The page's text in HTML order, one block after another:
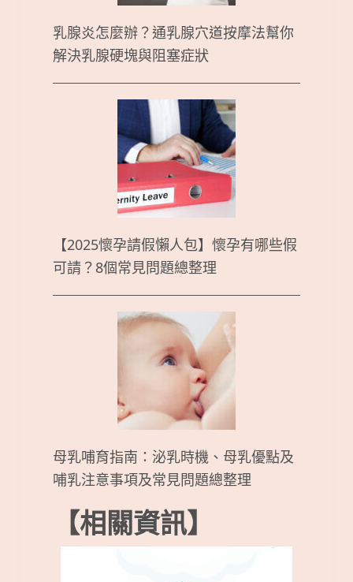
乳腺炎怎麼辦？通乳腺穴道按摩法幫你
解決乳腺硬塊與阻塞症狀
【2025懷孕請假懶人包】懷孕有哪些假
可請？8個常見問題總整理
母乳哺育指南：泌乳時機、母乳優點及
哺乳注意事項及常見問題總整理
【相關資訊】